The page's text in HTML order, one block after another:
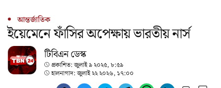
আন্তর্জাতিক
ইয়েমেনে ফাঁসির অপেক্ষায় ভারতীয় নার্স
টিবিএন ডেস্ক
প্রকাশিত:জুলাই ৯ ২০২৫, ৮:৫৯
হালনাগাদ:জুলাই ২২ ২০২৬, ১৭:০০